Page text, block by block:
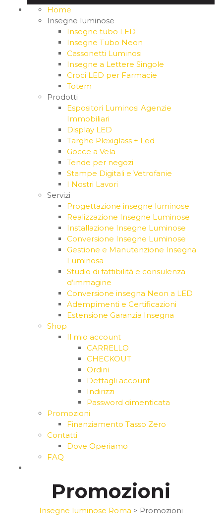
Home
Insegne luminose
Insegne tubo LED
Insegne Tubo Neon
Cassonetti Luminosi
Insegne a Lettere Singole
Croci LED per Farmacie
Totem
Prodotti
Espositori Luminosi Agenzie
Immobiliari
Display LED
Targhe Plexiglass + Led
Gocce a Vela
Tende per negozi
Stampe Digitali e Vetrofanie
I Nostri Lavori
Servizi
Progettazione insegne luminose
Realizzazione Insegne Luminose
Installazione Insegne Luminose
Conversione Insegne Luminose
Gestione e Manutenzione Insegna
Luminosa
Studio di fattibilità e consulenza
d’immagine
Conversione insegna Neon a LED
Adempimenti e Certificazioni
Estensione Garanzia Insegna
Shop
Il mio account
CARRELLO
CHECKOUT
Ordini
Dettagli account
Indirizzi
Password dimenticata
Promozioni
Finanziamento Tasso Zero
Contatti
Dove Operiamo
FAQ
Promozioni
Insegne luminose Roma > Promozioni